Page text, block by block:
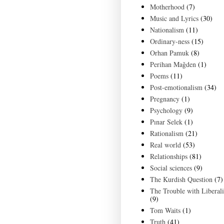
Motherhood (7)
Music and Lyrics (30)
Nationalism (11)
Ordinary-ness (15)
Orhan Pamuk (8)
Perihan Mağden (1)
Poems (11)
Post-emotionalism (34)
Pregnancy (1)
Psychology (9)
Pınar Selek (1)
Rationalism (21)
Real world (53)
Relationships (81)
Social sciences (9)
The Kurdish Question (7)
The Trouble with
(9)
Tom Waits (1)
Truth (41)